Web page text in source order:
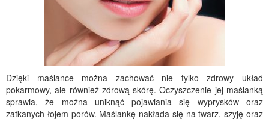
Dzięki maślance można zachować nie tylko zdrowy układ
pokarmowy, ale również zdrową skórę. Oczyszczenie jej maślanką
sprawia, że można uniknąć pojawiania się wyprysków oraz
zatkanych łojem porów. Maślankę nakłada się na twarz, szyję oraz